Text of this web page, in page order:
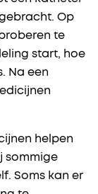
Op
te
start, hoe
Na een
helpen
sommige
Soms kan er